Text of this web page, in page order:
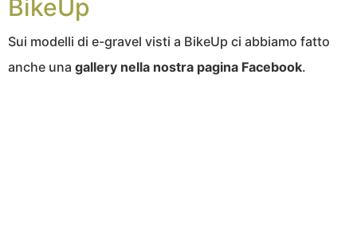
BikeUp
Sui modelli di e-gravel visti a BikeUp ci abbiamo fatto
anche una gallery nella nostra pagina Facebook.